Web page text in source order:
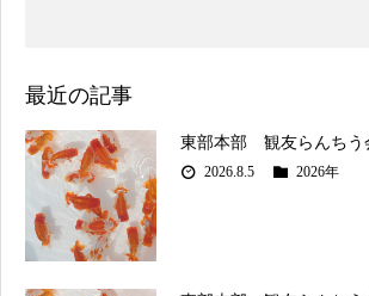
最近の記事
東部本部 観友らんち
2026.8.5 2026年